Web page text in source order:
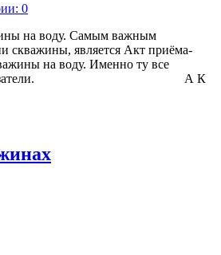
0
на воду. Самым важным
скважины, является Акт приёма-
на воду. Именно ту все
и показатели. А К